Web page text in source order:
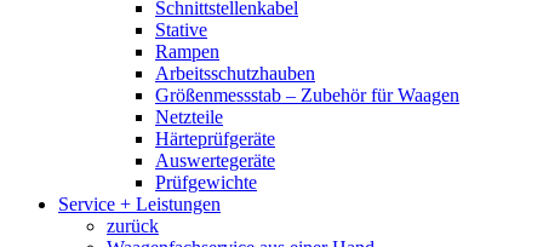
Schnittstellenkabel
Stative
Rampen
Arbeitsschutzhauben
Größenmessstab – Zubehör für Waagen
Netzteile
Härteprüfgeräte
Auswertegeräte
Prüfgewichte
Service + Leistungen
zurück